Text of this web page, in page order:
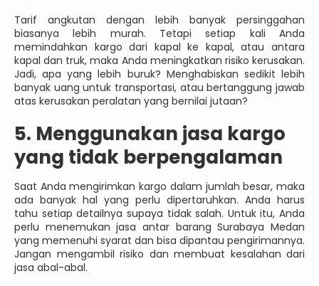
Tarif angkutan dengan lebih banyak persinggahan
biasanya lebih murah. Tetapi setiap kali Anda
memindahkan kargo dari kapal ke kapal, atau antara
kapal dan truk, maka Anda meningkatkan risiko kerusakan.
Jadi, apa yang lebih buruk? Menghabiskan sedikit lebih
banyak uang untuk transportasi, atau bertanggung jawab
atas kerusakan peralatan yang bernilai jutaan?
5. Menggunakan jasa kargo
yang tidak berpengalaman
Saat Anda mengirimkan kargo dalam jumlah besar, maka
ada banyak hal yang perlu dipertaruhkan. Anda harus
tahu setiap detailnya supaya tidak salah. Untuk itu, Anda
perlu menemukan jasa antar barang Surabaya Medan
yang memenuhi syarat dan bisa dipantau pengirimannya.
Jangan mengambil risiko dan membuat kesalahan dari
jasa abal-abal.